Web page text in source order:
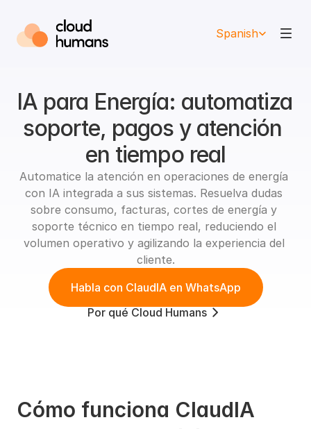
Spanish
IA para Energía: automatiza
soporte, pagos y atención
en tiempo real
Automatice la atención en operaciones de energía
con IA integrada a sus sistemas. Resuelva dudas
sobre consumo, facturas, cortes de energía y
soporte técnico en tiempo real, reduciendo el
volumen operativo y agilizando la experiencia del
cliente.
Habla con ClaudIA en WhatsApp
Por qué Cloud Humans
Cómo funciona ClaudIA